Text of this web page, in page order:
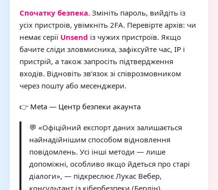
Спочатку безпека. Змініть пароль, вийдіть із
усіх пристроїв, увімкніть 2FA. Перевірте архів: чи
немає серії Unsend із чужих пристроїв. Якщо
бачите сліди зловмисника, зафіксуйте час, IP і
пристрій, а також запросіть підтвердження
входів. Відновіть зв’язок зі співрозмовником
через пошту або месенджери.
👉 Meta — Центр безпеки акаунта
💬 «Офіційний експорт даних залишається
найнадійнішим способом відновлення
повідомлень. Усі інші методи — лише
допоміжні, особливо якщо йдеться про старі
діалоги», — підкреслює Лукас Вебер,
консультант із кібербезпеки (Берлін).